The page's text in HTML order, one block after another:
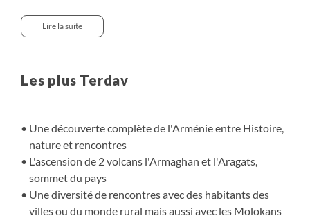
Néanmoins, ce petit pays enclavé entre les géants russes,
turcs et iraniens n'en est qu'aux prémices de son activité
prend le pari de vous amener à la découverte des futurs
grands sites d'Arménie au travers de randonnées
Kalavan, pionnier dans le tourisme rural en Arménie.
dont une itinérante entre les lacs Sevan et Parz pour une
expérience de tourisme rural avec des nuits chez
Lire la suite
Les plus Terdav
Une découverte complète de l'Arménie entre Histoire,
nature et rencontres
L'ascension de 2 volcans l'Armaghan et l'Aragats,
sommet du pays
Une diversité de rencontres avec des habitants des
villes ou du monde rural mais aussi avec les Molokans